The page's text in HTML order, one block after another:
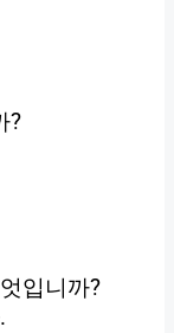
?
입니까?